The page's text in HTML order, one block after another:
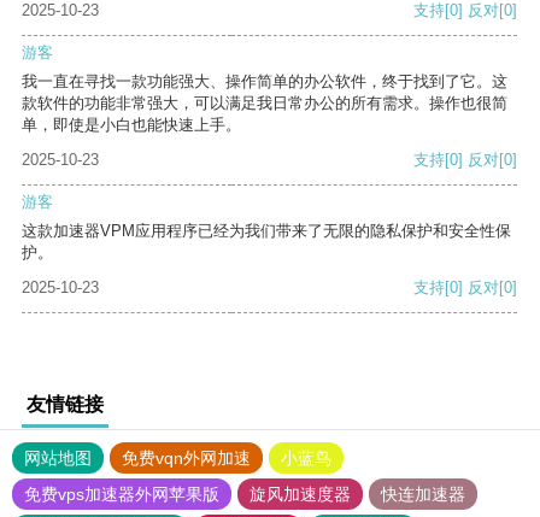
2025-10-23 支持[0] 反对[0]
游客
我一直在寻找一款功能强大、操作简单的办公软件，终于找到了它。这
款软件的功能非常强大，可以满足我日常办公的所有需求。操作也很简
单，即使是小白也能快速上手。
2025-10-23
支持[0] 反对[0]
游客
这款加速器VPM应用程序已经为我们带来了无限的隐私保护和安全性保
护。
2025-10-23
支持[0] 反对[0]
友情链接
网站地图 免费vqn外网加速
小蓝鸟
免费vps加速器外网苹果版
旋风加速度器
快连加速器